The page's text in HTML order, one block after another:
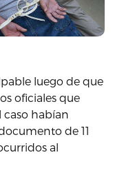
luego de que
oficiales que
caso habían
de 11
al